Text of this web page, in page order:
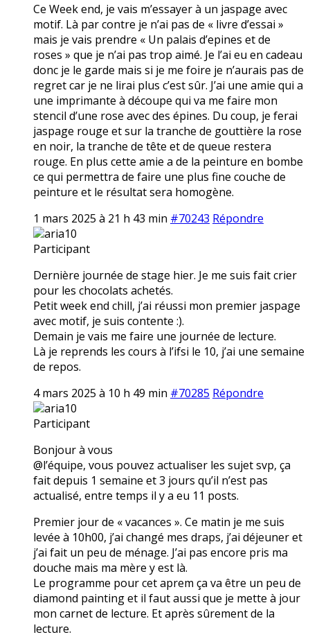
Ce Week end, je vais m’essayer à un jaspage avec
motif. Là par contre je n’ai pas de « livre d’essai »
mais je vais prendre « Un palais d’epines et de
roses » que je n’ai pas trop aimé. Je l’ai eu en cadeau
donc je le garde mais si je me foire je n’aurais pas de
regret car je ne lirai plus c’est sûr. J’ai une amie qui a
une imprimante à découpe qui va me faire mon
stencil d’une rose avec des épines. Du coup, je ferai
jaspage rouge et sur la tranche de gouttière la rose
en noir, la tranche de tête et de queue restera
rouge. En plus cette amie a de la peinture en bombe
ce qui permettra de faire une plus fine couche de
peinture et le résultat sera homogène.
1 mars 2025 à 21 h 43 min #70243 Répondre
aria10
Participant
Dernière journée de stage hier. Je me suis fait crier
pour les chocolats achetés.
Petit week end chill, j’ai réussi mon premier jaspage
avec motif, je suis contente :).
Demain je vais me faire une journée de lecture.
Là je reprends les cours à l’ifsi le 10, j’ai une semaine
de repos.
4 mars 2025 à 10 h 49 min #70285 Répondre
aria10
Participant
Bonjour à vous
@l’équipe, vous pouvez actualiser les sujet svp, ça
fait depuis 1 semaine et 3 jours qu’il n’est pas
actualisé, entre temps il y a eu 11 posts.
Premier jour de « vacances ». Ce matin je me suis
levée à 10h00, j’ai changé mes draps, j’ai déjeuner et
j’ai fait un peu de ménage. J’ai pas encore pris ma
douche mais ma mère y est là.
Le programme pour cet aprem ça va être un peu de
diamond painting et il faut aussi que je mette à jour
mon carnet de lecture. Et après sûrement de la
lecture.